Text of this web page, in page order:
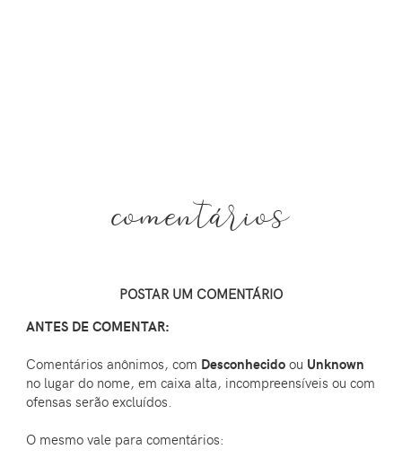
comentários
POSTAR UM COMENTÁRIO
ANTES DE COMENTAR:
Comentários anônimos, com Desconhecido ou Unknown
no lugar do nome, em caixa alta, incompreensíveis ou com
ofensas serão excluídos.
O mesmo vale para comentários: